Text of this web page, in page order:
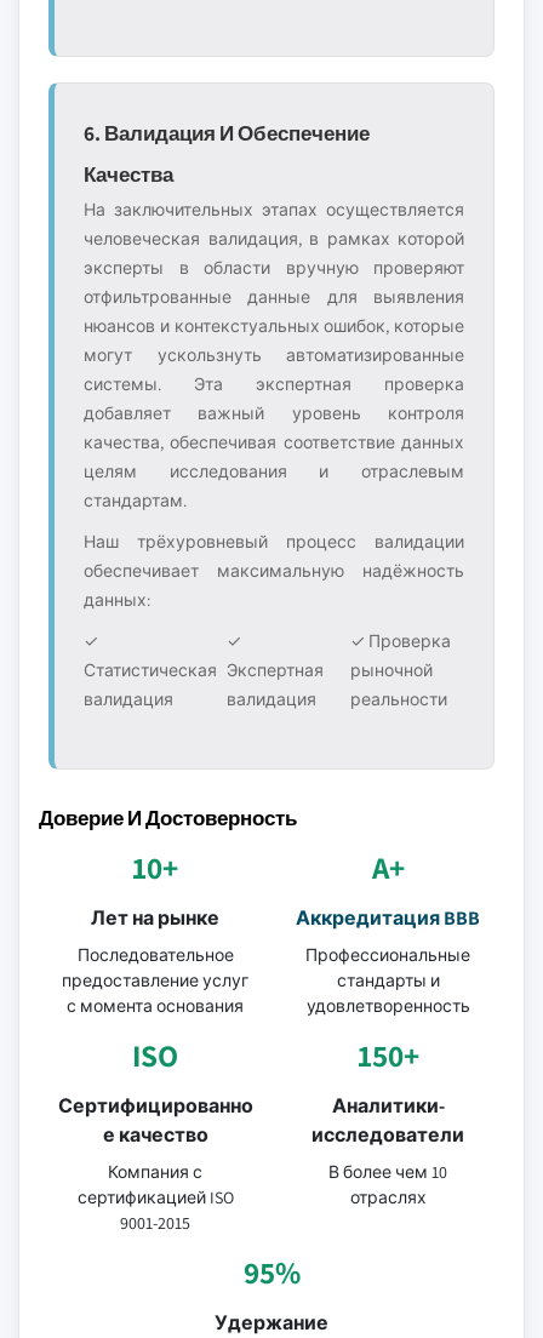
6. Валидация И Обеспечение
Качества
На заключительных этапах осуществляется
человеческая валидация, в рамках которой
эксперты в области вручную проверяют
отфильтрованные данные для выявления
нюансов и контекстуальных ошибок, которые
могут ускользнуть автоматизированные
системы. Эта экспертная проверка
добавляет важный уровень контроля
качества, обеспечивая соответствие данных
целям исследования и отраслевым
стандартам.
Наш трёхуровневый процесс валидации
обеспечивает максимальную надёжность
данных:
✓
Статистическая
валидация
✓
Экспертная
валидация
✓ Проверка
рыночной
реальности
Доверие И Достоверность
10+
Лет на рынке
Последовательное
предоставление услуг
с момента основания
A+
Аккредитация BBB
Профессиональные
стандарты и
удовлетворенность
ISO
Сертифицированно
е качество
Компания с
сертификацией ISO
9001-2015
150+
Аналитики-
исследователи
В более чем 10
отраслях
95%
Удержание